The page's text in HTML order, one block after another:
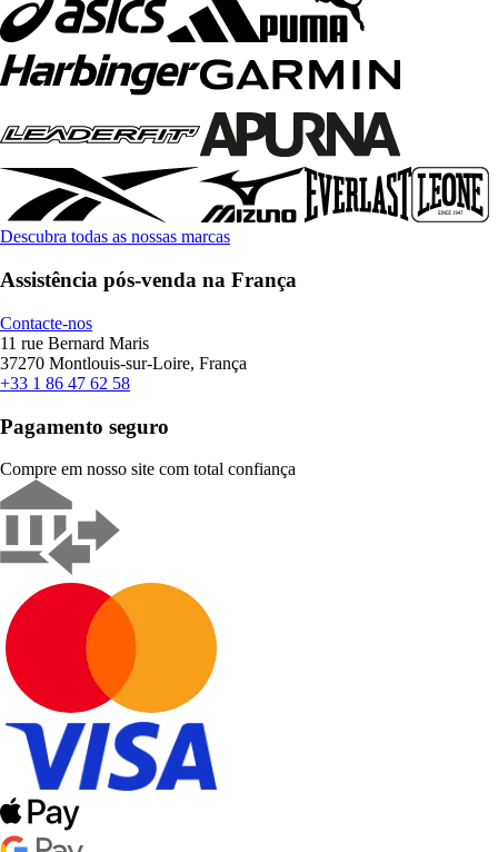
Descubra todas as nossas marcas
Assistência pós-venda na França
Contacte-nos
11 rue Bernard Maris
37270 Montlouis-sur-Loire, França
+33 1 86 47 62 58
Pagamento seguro
Compre em nosso site com total confiança